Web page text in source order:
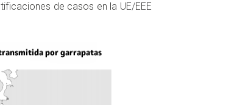
de casos en la UE/EEE